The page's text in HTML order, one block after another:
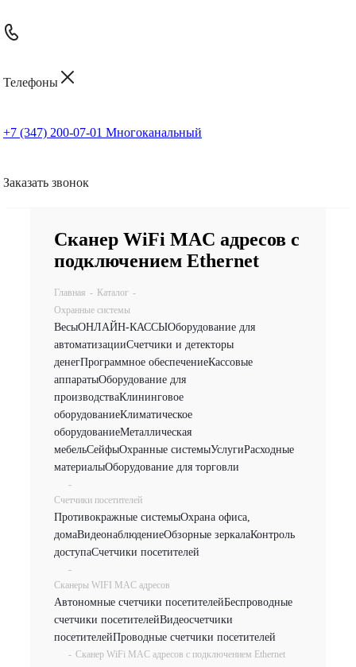
Телефоны
+7 (347) 200-07-01 Многоканальный
Заказать звонок
Сканер WiFi MAC адресов с
подключением Ethernet
Главная - Каталог -
Охранные системы
ВесыОНЛАЙН-КАССЫОборудование для
автоматизацииСчетчики и детекторы
денегПрограммное обеспечениеКассовые
аппаратыОборудование для
производстваКлининговое
оборудованиеКлиматическое
оборудованиеМеталлическая
мебельСейфыОхранные системыУслугиРасходные
материалыОборудование для торговли
-
Счетчики посетителей
Противокражные системыОхрана офиса,
домаВидеонаблюдениеОбзорные зеркалаКонтроль
доступаСчетчики посетителей
-
Сканеры WIFI MAC адресов
Автономные счетчики посетителейБеспроводные
счетчики посетителейВидеосчетчики
посетителейПроводные счетчики посетителей
- Сканер WiFi MAC адресов с подключением Ethernet